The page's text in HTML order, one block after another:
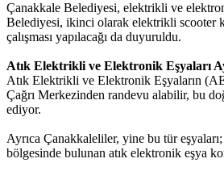
Çanakkale Belediyesi, elektrikli ve
Belediyesi, ikinci olarak elektrikli scooter
çalışması yapılacağı da duyuruldu.
Atık Elektrikli ve Elektronik Eşyaları
Atık Elektrikli ve Elektronik Eşyaların
Çağrı Merkezinden randevu alabilir, bu
ediyor.
Ayrıca Çanakkaleliler, yine bu tür
bölgesinde bulunan atık elektronik eşya